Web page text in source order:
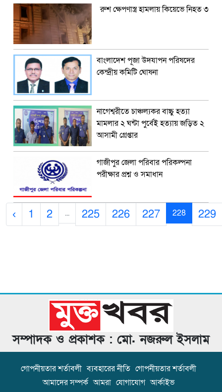
রুশ ক্ষেপণাস্ত্র হামলায় কিয়েভে নিহত ৩
বাংলাদেশ পূজা উদযাপন পরিষদের
কেন্দ্রীয় কমিটি ঘোষনা
নাগেশ্বরীতে চাঞ্চল্যকর বাচ্চু হত্যা
মামলার ২ ঘন্টা পুর্বেই হত্যায় জড়িত ২
আসামী গ্রেপ্তার
গাজীপুর জেলা পরিবার পরিকল্পনা
পরীক্ষার প্রশ্ন ও সমাধান
‹ 1 2 ... 225 226 227 228 229
সম্পাদক ও প্রকাশক : মো. নজরুল ইসলাম
গোপনীয়তার শর্তাবলী ব্যবহারের নীতি গোপনীয়তার শর্তাবলী
আমাদের সম্পর্ক আমরা যোগাযোগ আর্কাইভ